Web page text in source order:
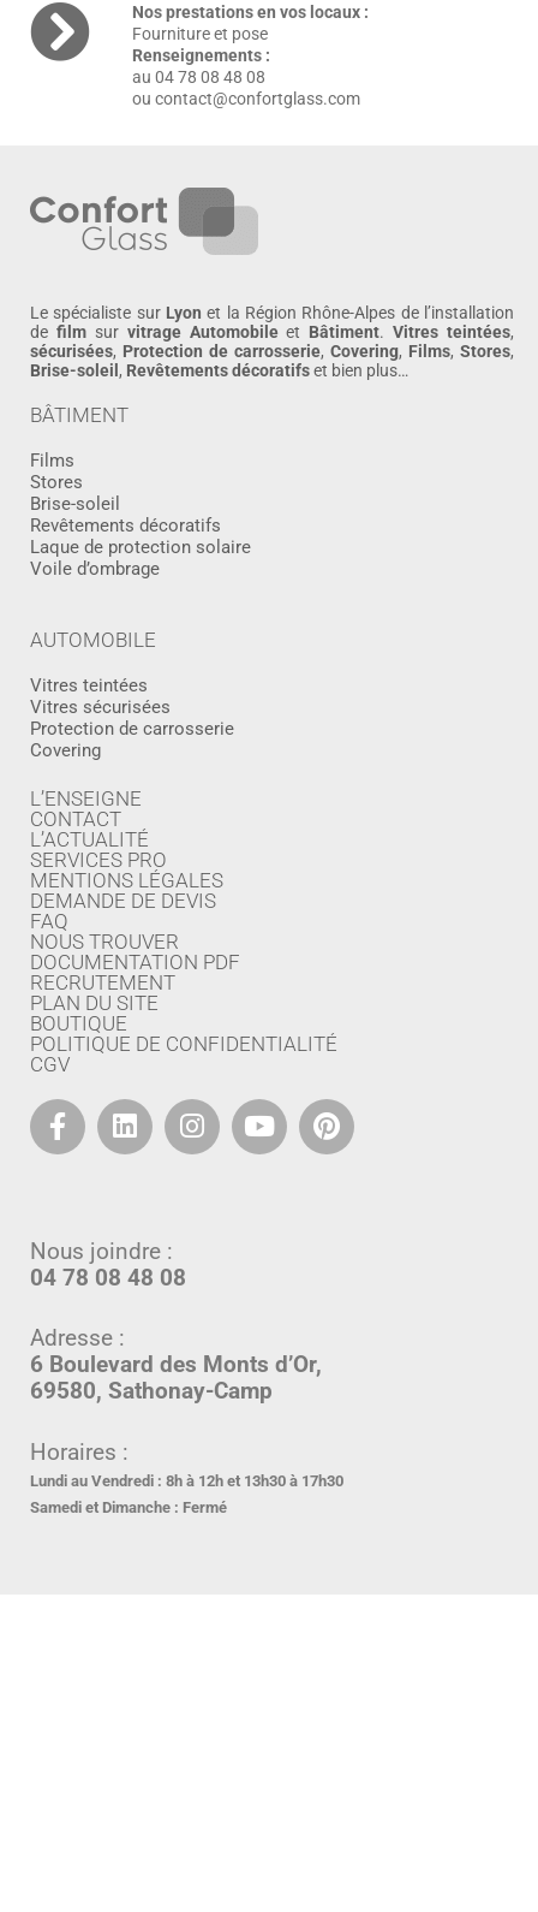
Nos prestations en vos locaux :
Fourniture et pose
Renseignements :
au 04 78 08 48 08
ou contact@confortglass.com
Le spécialiste sur Lyon et la Région Rhône-Alpes de l’installation
de filmsur vitrage Automobileet Bâtiment.Vitres teintées,
sécurisées, Protection de carrosserie, Covering, Films, Stores,
Brise-soleil , Revêtements décoratifset bien plus…
BÂTIMENT
Films
Stores
Brise-soleil
Revêtements décoratifs
Laque de protection solaire
Voile d’ombrage
AUTOMOBILE
Vitres teintées
Vitres sécurisées
Protection de carrosserie
Covering
L’ENSEIGNE
CONTACT
L’ACTUALITÉ
SERVICES PRO
MENTIONS LÉGALES
DEMANDE DE DEVIS
FAQ
NOUS TROUVER
DOCUMENTATION PDF
RECRUTEMENT
PLAN DU SITE
BOUTIQUE
POLITIQUE DE CONFIDENTIALITÉ
CGV
Nous joindre :
04 78 08 48 08
Adresse :
6 Boulevard des Monts d’Or,
69580, Sathonay-Camp
Horaires :
Lundi au Vendredi : 8h à 12h et 13h30 à 17h30
Samedi et Dimanche : Fermé